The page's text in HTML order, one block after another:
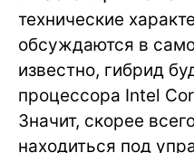
технические
обсуждаются в
известно, гибрид
процессора Intel
Значит, скорее
находиться под